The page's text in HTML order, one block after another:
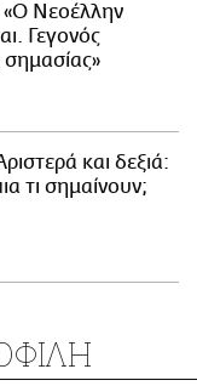
«Ο Νεοέλλην
Γεγονός
σημασίας»
και δεξιά:
τι σημαίνουν;